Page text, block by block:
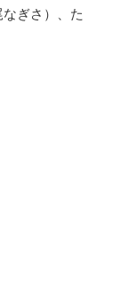
ぎさ）、た